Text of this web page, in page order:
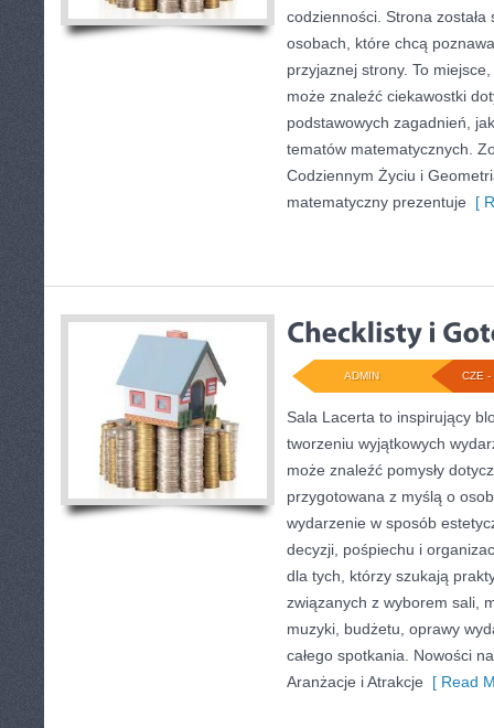
codzienności. Strona
osobach, które chcą
przyjaznej strony. To
może znaleźć ciekawostki
podstawowych zagadnień,
tematów matematycznych.
Codziennym Życiu i
matematyczny prezentuje [
CZE -
ADMIN
Sala Lacerta to inspirujący
tworzeniu wyjątkowych
może znaleźć pomysły
przygotowana z myślą o
wydarzenie w sposób
decyzji, pośpiechu i
dla tych, którzy szukają
związanych z wyborem sali,
muzyki, budżetu, oprawy
całego spotkania. Nowości
Aranżacje i Atrakcje [ Read